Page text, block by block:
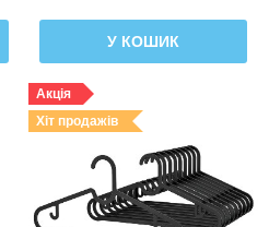
У КОШИК
Акція
Хіт продажів